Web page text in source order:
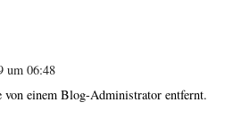
um 06:48
von einem Blog-Administrator entfernt.